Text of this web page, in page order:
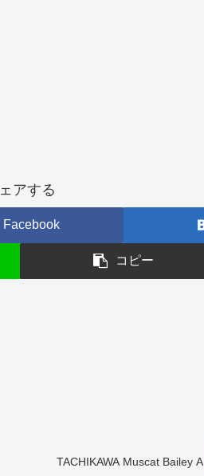
アする
Facebook
コピー
TACHIKAWA Muscat Bailey A